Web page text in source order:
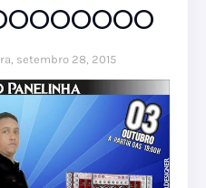
setembro 28, 2015